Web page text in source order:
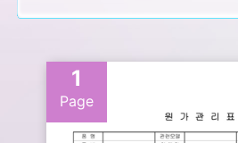
1
Page